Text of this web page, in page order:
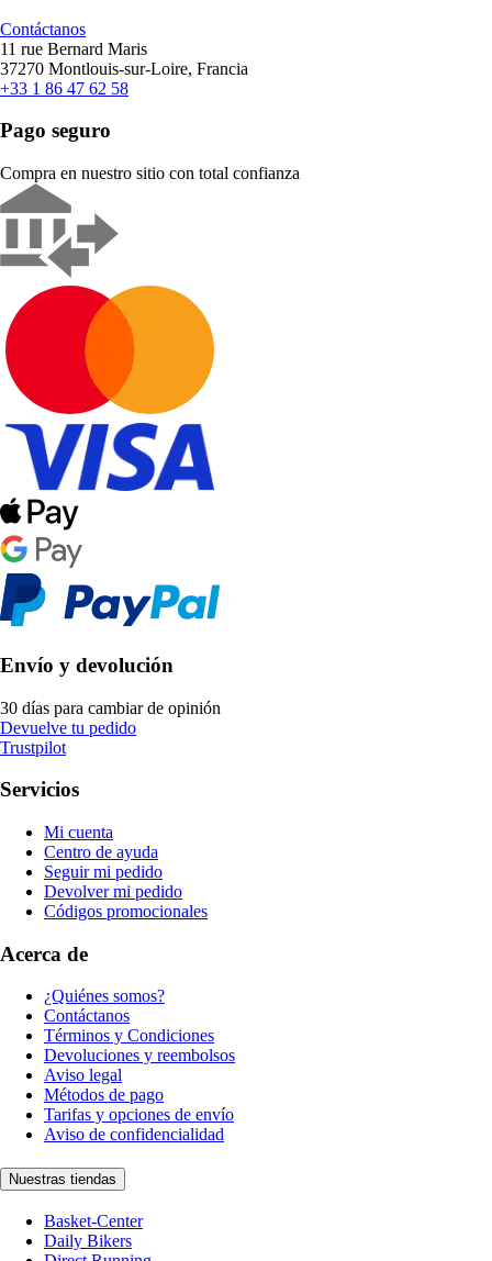
Contáctanos
11 rue Bernard Maris
37270 Montlouis-sur-Loire, Francia
+33 1 86 47 62 58
Pago seguro
Compra en nuestro sitio con total confianza
Envío y devolución
30 días para cambiar de opinión
Devuelve tu pedido
Trustpilot
Servicios
Mi cuenta
Centro de ayuda
Seguir mi pedido
Devolver mi pedido
Códigos promocionales
Acerca de
¿Quiénes somos?
Contáctanos
Términos y Condiciones
Devoluciones y reembolsos
Aviso legal
Métodos de pago
Tarifas y opciones de envío
Aviso de confidencialidad
Nuestras tiendas
Basket-Center
Daily Bikers